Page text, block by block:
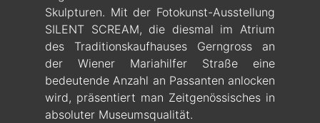
Skulpturen. Mit der Fotokunst-Ausstellung
SILENT SCREAM, die diesmal im Atrium
des Traditionskaufhauses Gerngross an
der Wiener Mariahilfer Straße eine
bedeutende Anzahl an Passanten anlocken
wird, präsentiert man Zeitgenössisches in
absoluter Museumsqualität.